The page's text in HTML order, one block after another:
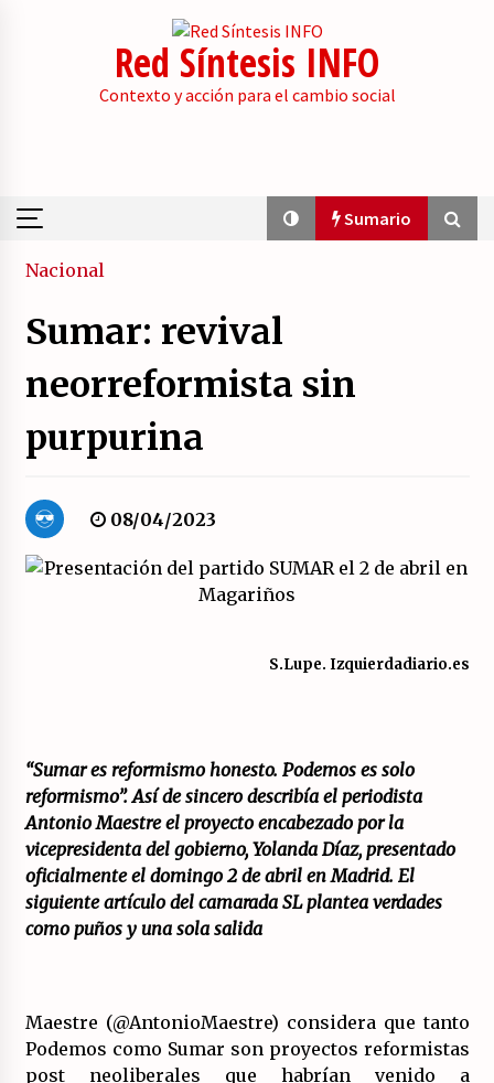
Red Síntesis INFO
Contexto y acción para el cambio social
Sumario
Sumario
Sobre el desarrollo real del modelo productivo
23/07/2026
La psicología de la desinformación y los
derechistas de la Generalitat Valenciana.
21/07/2026
del PCE no es marxista leninista?
20/07/2026
¿Por qué la «unidad de las izquierdas» es un
callejón sin salida?
19/07/2026
Llamamiento por el 18 julio del Encuentro
Estatal por la República.
Nacional
Sumar: revival
neorreformista sin
purpurina
08/04/2023
S.Lupe. Izquierdadiario.es
“Sumar es reformismo honesto. Podemos es solo
reformismo”. Así de sincero describía el periodista
Antonio Maestre el proyecto encabezado por la
vicepresidenta del gobierno, Yolanda Díaz, presentado
oficialmente el domingo 2 de abril en Madrid. El
siguiente artículo del camarada SL plantea verdades
como puños y una sola salida
Maestre (@AntonioMaestre) considera que tanto
Podemos como Sumar son proyectos reformistas
post neoliberales que habrían venido a